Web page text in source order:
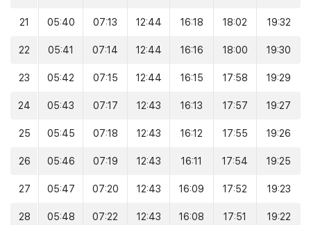
21 05:40 07:13 12:44 16:18 18:02 19:32
22 05:41 07:14 12:44 16:16 18:00 19:30
23 05:42 07:15 12:44 16:15 17:58 19:29
24 05:43 07:17 12:43 16:13 17:57 19:27
25 05:45 07:18 12:43 16:12 17:55 19:26
26 05:46 07:19 12:43 16:11 17:54 19:25
27 05:47 07:20 12:43 16:09 17:52 19:23
28 05:48 07:22 12:43 16:08 17:51 19:22